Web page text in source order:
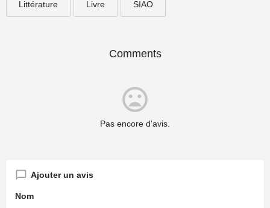
Littérature Livre SIAO
Comments
Pas encore d'avis.
Ajouter un avis
Nom